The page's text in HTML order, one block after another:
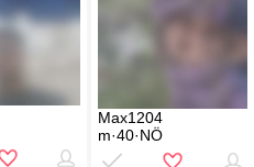
Max1204
m·40·NÖ